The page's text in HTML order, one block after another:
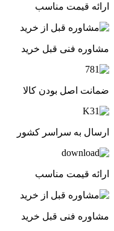
ارائه قیمت مناسب
مشاوره فنی قبل خرید
ضمانت اصل بودن کالا
ارسال به سراسر کشور
ارائه قیمت مناسب
مشاوره فنی قبل خرید